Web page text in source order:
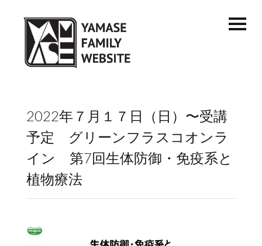
2022年７月１７日（日）〜受講
予定 グリーンフラスコオンラ
イン 第7回生体防御・免疫系と
植物療法